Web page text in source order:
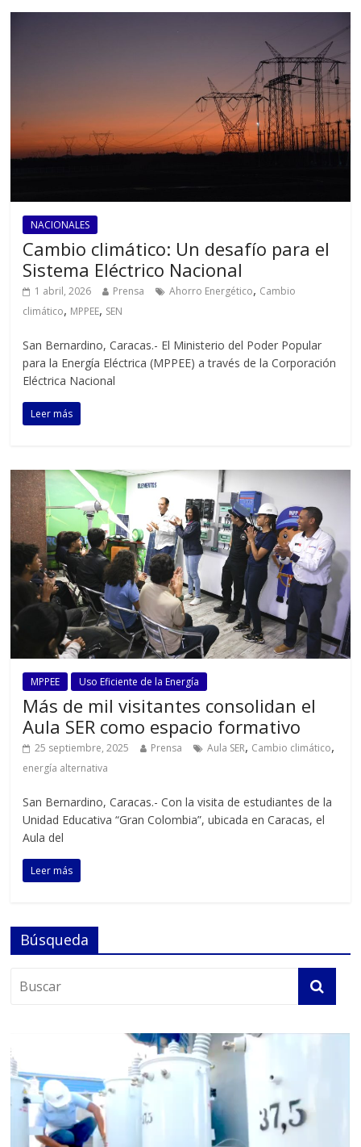
NACIONALES
Cambio climático: Un desafío para el
Sistema Eléctrico Nacional
1 abril, 2026 Prensa Ahorro Energético, Cambio
climático, MPPEE, SEN
San Bernardino, Caracas.- El Ministerio del Poder Popular
para la Energía Eléctrica (MPPEE) a través de la Corporación
Eléctrica Nacional
Leer más
MPPEE Uso Eficiente de la Energía
Más de mil visitantes consolidan el
Aula SER como espacio formativo
25 septiembre, 2025 Prensa Aula SER, Cambio climático,
energía alternativa
San Bernardino, Caracas.- Con la visita de estudiantes de la
Unidad Educativa “Gran Colombia”, ubicada en Caracas, el
Aula del
Leer más
Búsqueda